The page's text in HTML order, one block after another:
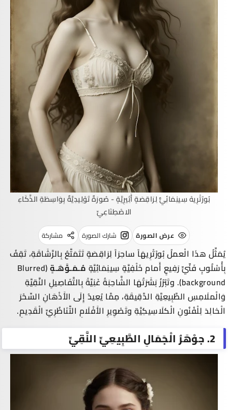
بُورْتْرِيهْ سِينِمَائِيٌّ لِرَاقِصَةٍ أَثِيرِيَّةٍ - صُورَةٌ تَوْلِيدِيَّةٌ بِوَاسِطَةِ الذَّكَاءِ
الاصْطِنَاعِيِّ
عرض الصورة شارك الصورة مشاركة
يُمَثِّلُ هذَا الْعملُ بُورْتْرِيهَاً ساحِرَاً لِرَاقِصَةٍ تَتَمَتَّعُ بِالرَّشَاقَةِ، تَقِفُ
بِأُسْلُوبٍ فَنِّيٍّ رَفِيعٍ أَمام خَلْفِيَّةٍ سِينِمَائِيَّةٍ مُـمَـوَّهَـةٍ(
Blurred
background). وتَبْرُزُ بَشَرَتُهَا الشَّاحِبَةُ غَنِيَّةً بِالتَّفَاصِيلِ النَّقِيَّةِ
وَالْملَامِسِ الطَّبِيعِيَّةِ الدَّقِيقَةِ، مِمَّا يُعِيدُ إِلَى الأَذْهَانِ السِّحْرَ
الْخالِدَ لِلْفُنُونِ الْكلَاسِيكِيَّةِ وتَصْوِيرِ الأَفْلَامِ التَّنَاظُرِيِّ الْقَدِيمِ.
2. جوْهَرُ الْجَمَالِ الطَّبِيعِيِّ النَّقِيِّ